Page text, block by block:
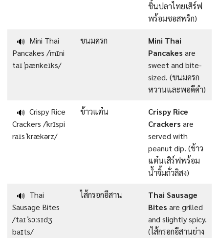
ชิ้นปลาไทยเสิร์ฟ
พร้อมซอสพริก)
🔊 Mini Thai
Pancakes /ˈmɪni
taɪ ˈpænkeɪks/
ขนมครก
Mini Thai
Pancakes are
sweet and bite-
sized. (ขนมครก
หวานและพอดีคำ)
🔊 Crispy Rice
Crackers /ˈkrɪspi
raɪs ˈkrækərz/
ข้าวแต๋น
Crispy Rice
Crackers are
served with
peanut dip. (ข้าว
แต๋นเสิร์ฟพร้อม
น้ำจิ้มถั่วลิสง)
🔊 Thai
Sausage Bites
/taɪ ˈsɔːsɪdʒ
baɪts/
ไส้กรอกอีสาน
Thai Sausage
Bites are grilled
and slightly spicy.
(ไส้กรอกอีสานย่าง